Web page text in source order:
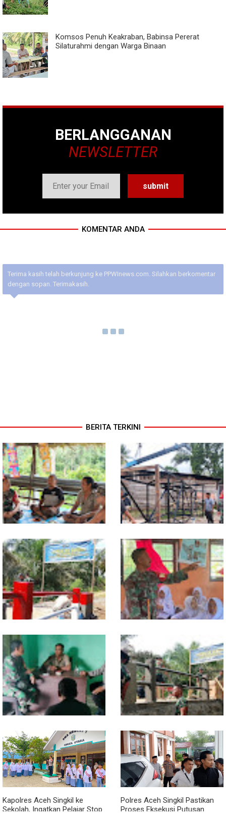
Komsos Penuh Keakraban, Babinsa Pererat
Silaturahmi dengan Warga Binaan
BERLANGGANAN
NEWSLETTER
KOMENTAR ANDA
Terima kasih telah berkunjung ke PPWInews.com. Silahkan berkomentar
dengan sopan. Terimakasih.
BERITA TERKINI
Warung Kopi Jadi Ruang
Komsos, Babinsa Ajak Warga
Jaga Keamanan Lingkungan
Program TNI AD Manunggal Air
Masuki Tahap Pendirian Tower
Polytank di Simpang Kiri
Sentuhan Akhir Jembatan
Garuda Dikebut, Kodim 0118
Optimistis Tepat Waktu
Babinsa Tanamkan Nilai
Pancasila dan Cinta Tanah Air
kepada Siswa SMP
Babinsa dan Bhabinkamtibmas
Kompak Gaungkan Gerakan
Kibarkan Merah Putih
Kodim 0118 Kebut Tahap Akhir
Jembatan Garuda, Pengecoran
Kepala Jembatan Terus
Berjalan
Kapolres Aceh Singkil ke
Sekolah, Ingatkan Pelajar Stop
Polres Aceh Singkil Pastikan
Proses Eksekusi Putusan